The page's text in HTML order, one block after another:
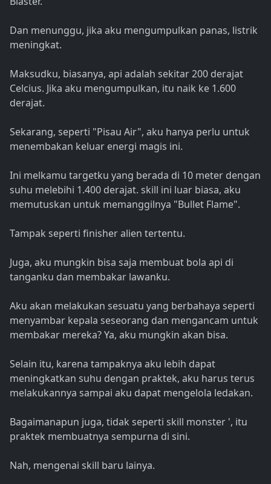
Dan menunggu, jika aku mengumpulkan panas, listrik
meningkat.
Maksudku, biasanya, api adalah sekitar 200 derajat
Celcius. Jika aku mengumpulkan, itu naik ke 1.600
derajat.
Sekarang, seperti "Pisau Air", aku hanya perlu untuk
menembakan keluar energi magis ini.
Ini melkamu targetku yang berada di 10 meter dengan
suhu melebihi 1.400 derajat. skill ini luar biasa, aku
memutuskan untuk memanggilnya "Bullet Flame".
Tampak seperti finisher alien tertentu.
Juga, aku mungkin bisa saja membuat bola api di
tanganku dan membakar lawanku.
Aku akan melakukan sesuatu yang berbahaya seperti
menyambar kepala seseorang dan mengancam untuk
membakar mereka? Ya, aku mungkin akan bisa.
Selain itu, karena tampaknya aku lebih dapat
meningkatkan suhu dengan praktek, aku harus terus
melakukannya sampai aku dapat mengelola ledakan.
Bagaimanapun juga, tidak seperti skill monster ', itu
praktek membuatnya sempurna di sini.
Nah, mengenai skill baru lainya.